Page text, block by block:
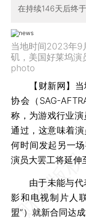
在持续146天后终
当地时间2023年9
矶，美国好莱坞演
photo
【财新网】
协会（SAG-
称，为游戏行业
通过，这意味着
何时间发起另一
演员大罢工将延伸
由于未能与代
影和电视制片人
盟”）就新合同达